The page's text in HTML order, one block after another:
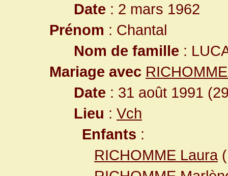
Date : 2 mars 1962
Prénom : Chantal
Nom de famille :
Mariage avec
Date : 31 août 1991
Lieu : Vch
Enfants :
RICHOMME Laura